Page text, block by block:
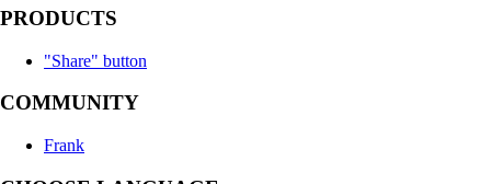
PRODUCTS
"Share" button
COMMUNITY
Frank